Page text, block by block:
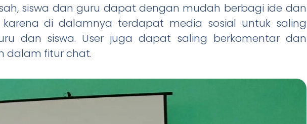
siswa dan guru dapat dengan mudah berbagi ide dan
di dalamnya terdapat media sosial untuk saling
dan siswa. User juga dapat saling berkomentar dan
dalam fitur chat.